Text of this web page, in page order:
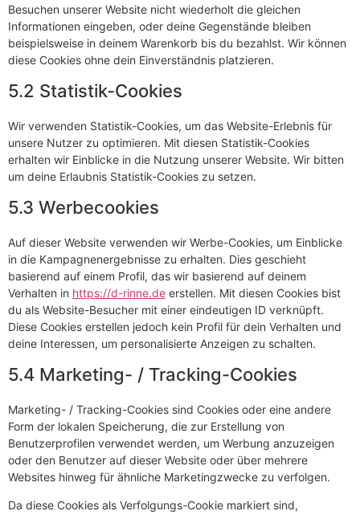
Besuchen unserer Website nicht wiederholt die gleichen
Informationen eingeben, oder deine Gegenstände bleiben
beispielsweise in deinem Warenkorb bis du bezahlst. Wir können
diese Cookies ohne dein Einverständnis platzieren.
5.2 Statistik-Cookies
Wir verwenden Statistik-Cookies, um das Website-Erlebnis für
unsere Nutzer zu optimieren. Mit diesen Statistik-Cookies
erhalten wir Einblicke in die Nutzung unserer Website. Wir bitten
um deine Erlaubnis Statistik-Cookies zu setzen.
5.3 Werbecookies
Auf dieser Website verwenden wir Werbe-Cookies, um Einblicke
in die Kampagnenergebnisse zu erhalten. Dies geschieht
basierend auf einem Profil, das wir basierend auf deinem
Verhalten in https://d-rinne.de erstellen. Mit diesen Cookies bist
du als Website-Besucher mit einer eindeutigen ID verknüpft.
Diese Cookies erstellen jedoch kein Profil für dein Verhalten und
deine Interessen, um personalisierte Anzeigen zu schalten.
5.4 Marketing- / Tracking-Cookies
Marketing- / Tracking-Cookies sind Cookies oder eine andere
Form der lokalen Speicherung, die zur Erstellung von
Benutzerprofilen verwendet werden, um Werbung anzuzeigen
oder den Benutzer auf dieser Website oder über mehrere
Websites hinweg für ähnliche Marketingzwecke zu verfolgen.
Da diese Cookies als Verfolgungs-Cookie markiert sind,